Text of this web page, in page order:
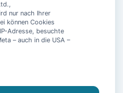
nur nach Ihrer
können Cookies
Adresse, besuchte
– auch in die USA –